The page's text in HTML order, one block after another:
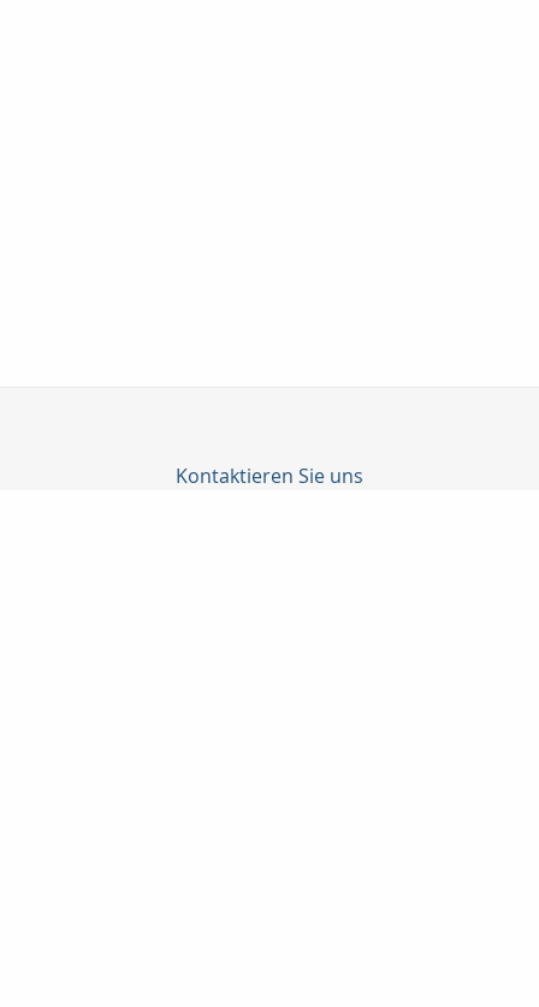
Kontaktieren Sie uns